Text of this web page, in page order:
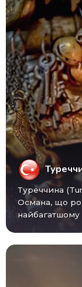
Туреччина (Turkey) виросла з колись грізної імперії
Османа, що
найбагатшому